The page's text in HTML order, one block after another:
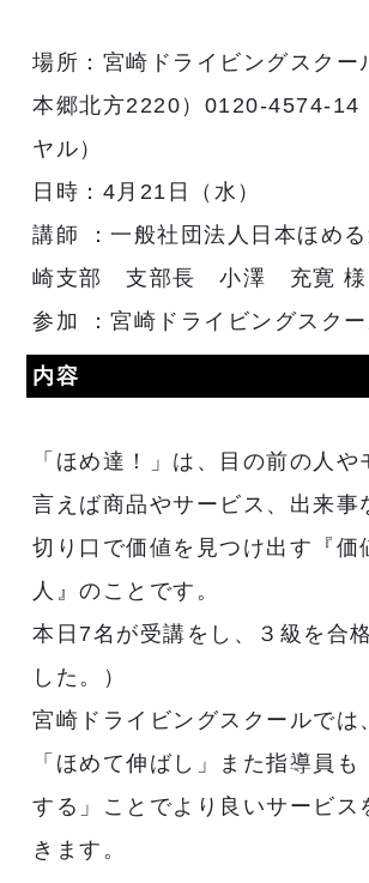
場所：宮崎ドライビングスク
本郷北方2220）0120-4574-14
ヤル）
日時：4月21日（水）
講師 ：一般社団法人日本ほめ
崎支部 支部長 小澤 充寛 様
参加 ：宮崎ドライビングスク
内容
「ほめ達！」は、目の前の人
言えば商品やサービス、出来事
切り口で価値を見つけ出す『価
人』のことです。
本日7名が受講をし、３級を合
した。）
宮崎ドライビングスクールでは
「ほめて伸ばし」また指導員
する」ことでより良いサービス
きます。